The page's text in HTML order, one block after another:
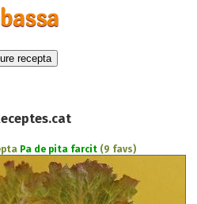
Pa de pita farcit (9 favs)